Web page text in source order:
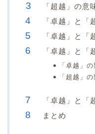
「超越」の意
「卓越」と「
「卓越」と「
「卓越」と「
「卓越」
「超越」
「卓越」と「
まとめ